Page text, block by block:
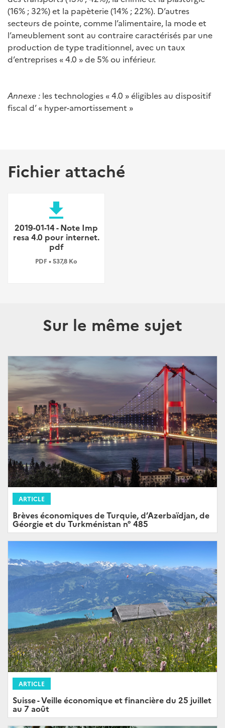
(16% ; 32%) et la papèterie (14% ; 22%). D’autres
secteurs de pointe, comme l’alimentaire, la mode et
l’ameublement sont au contraire caractérisés par une
production de type traditionnel, avec un taux
d’entreprises « 4.0 » de 5% ou inférieur.
Annexe : les technologies « 4.0 » éligibles au dispositif
fiscal d’ « hyper-amortissement »
Fichier attaché
file_download
2019-01-14 - Note Imp
resa 4.0 pour internet.
pdf
PDF • 537,8 Ko
Sur le même sujet
ARTICLE
Brèves économiques de Turquie, d’Azerbaïdjan, de
Géorgie et du Turkménistan n° 485
ARTICLE
Suisse - Veille économique et financière du 25 juillet
au 7 août